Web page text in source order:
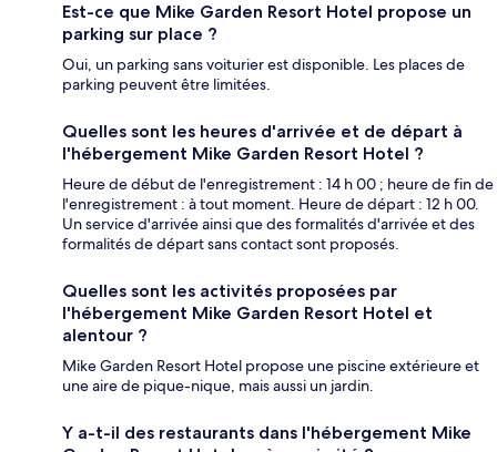
Est-ce que Mike Garden Resort Hotel propose un
parking sur place ?
Oui, un parking sans voiturier est disponible. Les places de
parking peuvent être limitées.
Quelles sont les heures d'arrivée et de départ à
l'hébergement Mike Garden Resort Hotel ?
Heure de début de l'enregistrement : 14 h 00 ; heure de fin de
l'enregistrement : à tout moment. Heure de départ : 12 h 00.
Un service d'arrivée ainsi que des formalités d'arrivée et des
formalités de départ sans contact sont proposés.
Quelles sont les activités proposées par
l'hébergement Mike Garden Resort Hotel et
alentour ?
Mike Garden Resort Hotel propose une piscine extérieure et
une aire de pique-nique, mais aussi un jardin.
Y a-t-il des restaurants dans l'hébergement Mike